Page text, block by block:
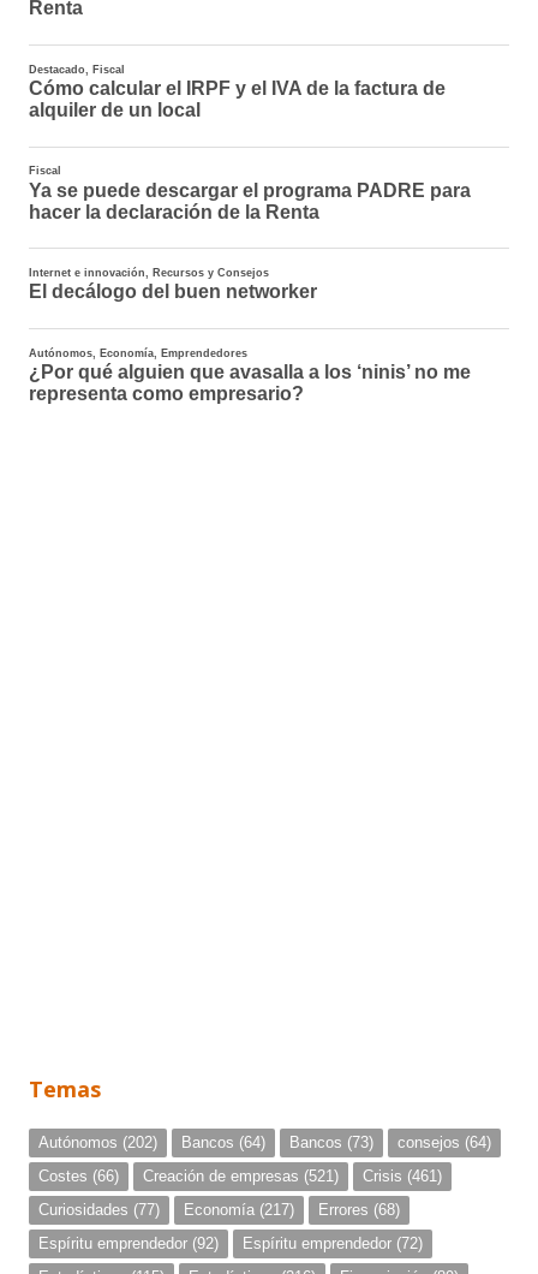
Temas
Autónomos (202) Bancos (64) Bancos (73) consejos (64)
Costes (66) Creación de empresas (521) Crisis (461)
Curiosidades (77) Economía (217) Errores (68)
Espíritu emprendedor (92) Espíritu emprendedor (72)